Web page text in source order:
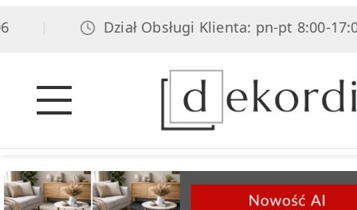
| Dział Obsługi Klienta: pn-pt 8:00-17:00,